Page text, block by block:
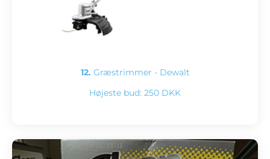
12. Græstrimmer - Dewalt
Højeste bud: 250 DKK